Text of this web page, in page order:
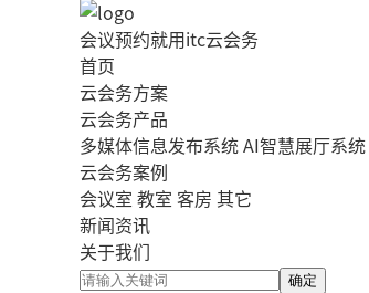
会议预约就用itc云会务
首页
云会务方案
云会务产品
多媒体信息发布系统AI智慧展厅系统
云会务案例
会议室 教室 客房 其它
新闻资讯
关于我们
确定